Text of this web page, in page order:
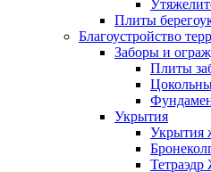
Плиты
Благоустройство
Заборы и
Плиты
Укрытия
Укрытия